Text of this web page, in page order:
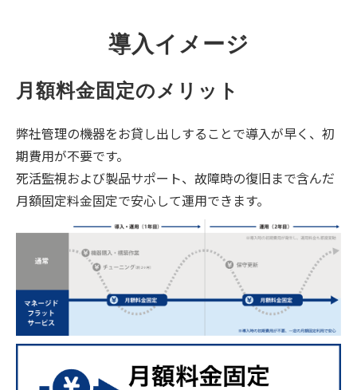
導入イメージ
月額料金固定のメリット
弊社管理の機器をお貸し出しすることで導入が早く、初
期費用が不要です。
死活監視および製品サポート、故障時の復旧まで含んだ
月額固定料金固定で安心して運用できます。